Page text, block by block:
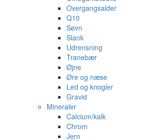
Overgangsalder
Q10
Søvn
Slank
Udrensning
Tranebær
Øjne
Øre og næse
Led og knogler
Gravid
Mineraler
Calcium/kalk
Chrom
Jern